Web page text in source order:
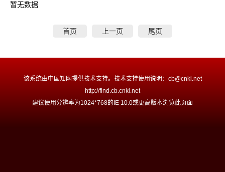
暂无数据
首页 上一页 尾页
该系统由中国知网提供技术支持。技术支持使用说明：cb@cnki.net
http://find.cb.cnki.net
建议使用分辨率为1024*768的IE 10.0或更高版本浏览此页面